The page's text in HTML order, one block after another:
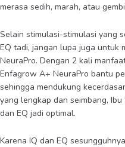
merasa sedih, marah, atau
Selain stimulasi-stimulasi yang
EQ tadi, jangan lupa juga untuk
NeuraPro. Dengan 2 kali
Enfagrow A+ NeuraPro bantu
sehingga mendukung
yang lengkap dan seimbang,
dan EQ jadi optimal.
Karena IQ dan EQ